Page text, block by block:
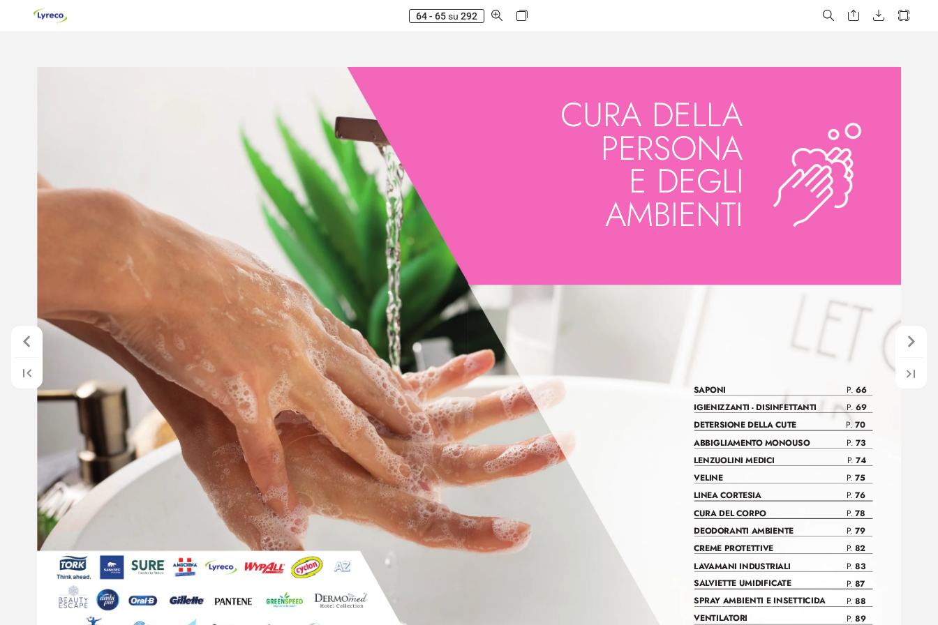
64 - 65 su 292
CURA DELLA
PERSONA
E DEGLI
AMBIENTI
SAPONI P. 66
IGIENIZZANTI - DISINFETTANTI P. 69
DETERSIONE DELLA CUTE P. 70
ABBIGLIAMENTO MONOUSO P. 73
LENZUOLINI MEDICI P. 74
VELINE
P. 75
LINEA CORTESIA
P. 76
CURA DEL CORPO P. 78
DEODORANTI AMBIENTE
P. 79
CREME PROTETTIVE P. 82
LAVAMANI INDUSTRIALI P. 83
SALVIETTE UMIDIFICATE P. 87
SPRAY AMBIENTI E INSETTICIDA P. 88
VENTILATORI P. 89